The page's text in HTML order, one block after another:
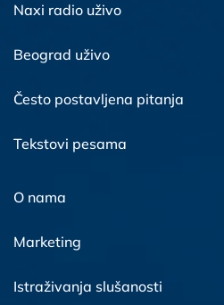
Naxi radio uživo
Beograd uživo
Često postavljena pitanja
Tekstovi pesama
O nama
Marketing
Istraživanja slušanosti